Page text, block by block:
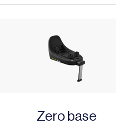
Zero base